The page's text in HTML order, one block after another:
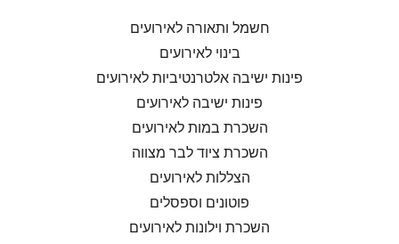
חשמל ותאורה לאירועים
בינוי לאירועים
פינות ישיבה אלטרנטיביות לאירועים
פינות ישיבה לאירועים
השכרת במות לאירועים
השכרת ציוד לבר מצווה
הצללות לאירועים
פוטונים וספסלים
השכרת וילונות לאירועים